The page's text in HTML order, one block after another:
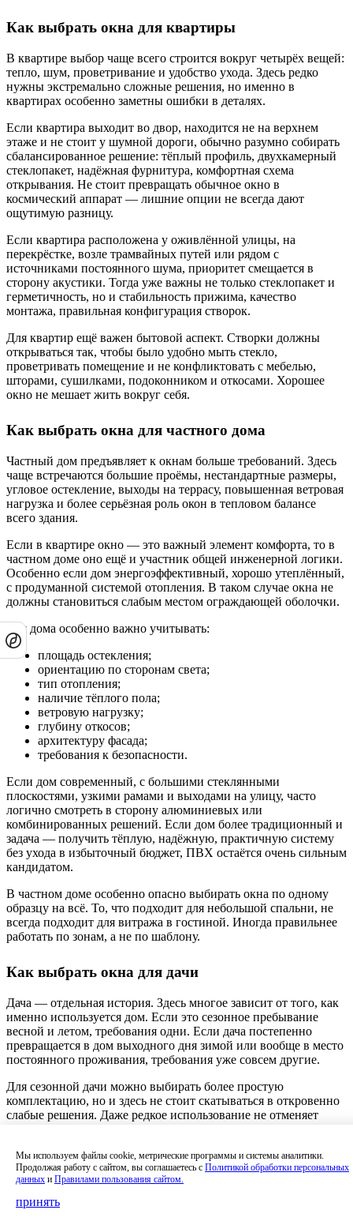
Как выбрать окна для квартиры
В квартире выбор чаще всего строится вокруг четырёх вещей:
тепло, шум, проветривание и удобство ухода. Здесь редко
нужны экстремально сложные решения, но именно в
квартирах особенно заметны ошибки в деталях.
Если квартира выходит во двор, находится не на верхнем
этаже и не стоит у шумной дороги, обычно разумно собирать
сбалансированное решение: тёплый профиль, двухкамерный
стеклопакет, надёжная фурнитура, комфортная схема
открывания. Не стоит превращать обычное окно в
космический аппарат — лишние опции не всегда дают
ощутимую разницу.
Если квартира расположена у оживлённой улицы, на
перекрёстке, возле трамвайных путей или рядом с
источниками постоянного шума, приоритет смещается в
сторону акустики. Тогда уже важны не только стеклопакет и
герметичность, но и стабильность прижима, качество
монтажа, правильная конфигурация створок.
Для квартир ещё важен бытовой аспект. Створки должны
открываться так, чтобы было удобно мыть стекло,
проветривать помещение и не конфликтовать с мебелью,
шторами, сушилками, подоконником и откосами. Хорошее
окно не мешает жить вокруг себя.
Как выбрать окна для частного дома
Частный дом предъявляет к окнам больше требований. Здесь
чаще встречаются большие проёмы, нестандартные размеры,
угловое остекление, выходы на террасу, повышенная ветровая
нагрузка и более серьёзная роль окон в тепловом балансе
всего здания.
Если в квартире окно — это важный элемент комфорта, то в
частном доме оно ещё и участник общей инженерной логики.
Особенно если дом энергоэффективный, хорошо утеплённый,
с продуманной системой отопления. В таком случае окна не
должны становиться слабым местом ограждающей оболочки.
Для дома особенно важно учитывать:
площадь остекления;
ориентацию по сторонам света;
тип отопления;
наличие тёплого пола;
ветровую нагрузку;
глубину откосов;
архитектуру фасада;
требования к безопасности.
Если дом современный, с большими стеклянными
плоскостями, узкими рамами и выходами на улицу, часто
логично смотреть в сторону алюминиевых или
комбинированных решений. Если дом более традиционный и
задача — получить тёплую, надёжную, практичную систему
без ухода в избыточный бюджет, ПВХ остаётся очень сильным
кандидатом.
В частном доме особенно опасно выбирать окна по одному
образцу на всё. То, что подходит для небольшой спальни, не
всегда подходит для витража в гостиной. Иногда правильнее
работать по зонам, а не по шаблону.
Как выбрать окна для дачи
Дача — отдельная история. Здесь многое зависит от того, как
именно используется дом. Если это сезонное пребывание
весной и летом, требования одни. Если дача постепенно
превращается в дом выходного дня зимой или вообще в место
постоянного проживания, требования уже совсем другие.
Для сезонной дачи можно выбирать более простую
комплектацию, но и здесь не стоит скатываться в откровенно
слабые решения. Даже редкое использование не отменяет
Если дача используется круглый год, подход должен быть
почти таким же серьёзным, как для постоянного дома. Иначе
зимой быстро выясняется, что экономия на окнах даёт
слишком дорогой холод.
Мы используем файлы cookie, метрические программы и системы аналитики.
Продолжая работу с сайтом, вы соглашаетесь с Политикой обработки персональных
данных и Правилами пользования сайтом.
принять